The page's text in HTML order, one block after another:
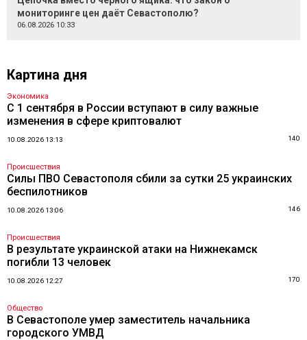
мониторинге цен даёт Севастополю?
06.08.2026 10:33
Картина дня
Экономика
С 1 сентября в России вступают в силу важные
изменения в сфере криптовалют
10.08.2026 13:13 140
Происшествия
Силы ПВО Севастополя сбили за сутки 25 украинских
беспилотников
10.08.2026 13:06 146
Происшествия
В результате украинской атаки на Нижнекамск
погибли 13 человек
10.08.2026 12:27 170
Общество
В Севастополе умер заместитель начальника
городского УМВД